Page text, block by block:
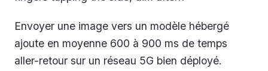
Envoyer une image vers un modèle hébergé
ajoute en moyenne 600 à 900 ms de temps
aller-retour sur un réseau 5G bien déployé.